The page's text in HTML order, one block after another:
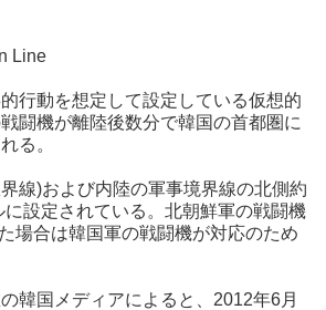
Line
行動を想定して設定している仮想的
闘機が離陸後数分で韓国の首都圏に
る。
線)および内陸の軍事境界線の北側約
設定されている。北朝鮮軍の戦闘機
場合は韓国軍の戦闘機が対応のため
韓国メディアによると、2012年6月